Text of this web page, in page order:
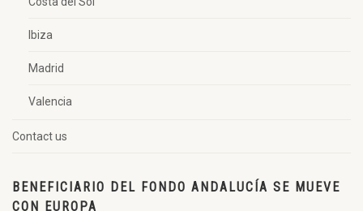
Ibiza
Madrid
Valencia
Contact us
BENEFICIARIO DEL FONDO ANDALUCÍA SE MUEVE
CON EUROPA